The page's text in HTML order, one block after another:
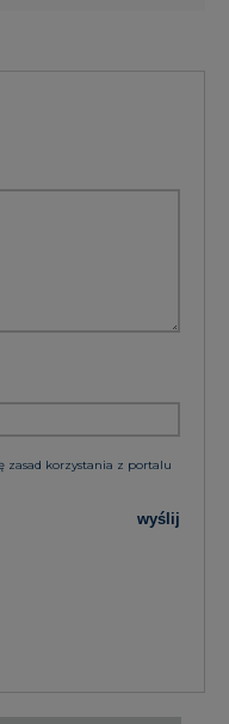
zasad korzystania z portalu
wyślij